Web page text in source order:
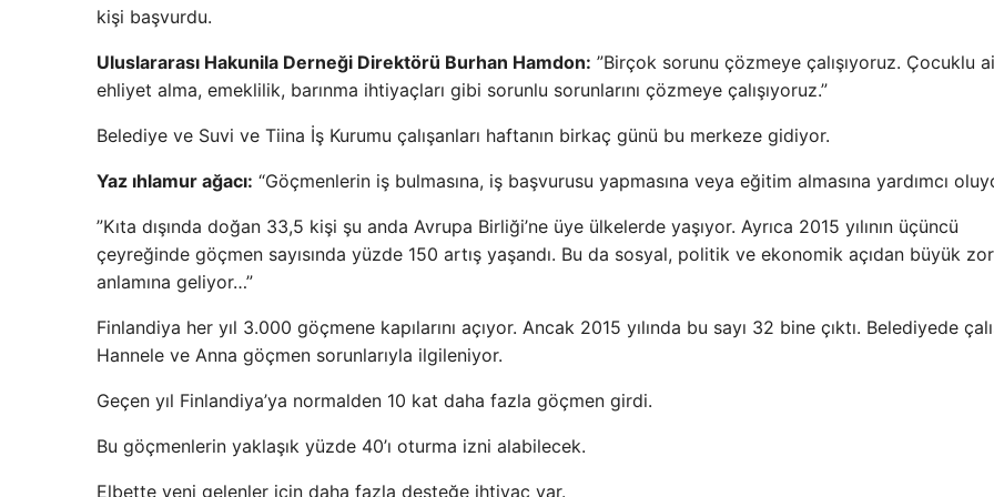
kişi başvurdu.
Uluslararası Hakunila Derneği Direktörü Burhan Hamdon: ”Birçok sorunu çözmeye çalışıyoruz. Çocuklu
ehliyet alma, emeklilik, barınma ihtiyaçları gibi sorunlu sorunlarını çözmeye çalışıyoruz.”
Belediye ve Suvi ve Tiina İş Kurumu çalışanları haftanın birkaç günü bu merkeze gidiyor.
Yaz ıhlamur ağacı: “Göçmenlerin iş bulmasına, iş başvurusu yapmasına veya eğitim almasına yardımcı
”Kıta dışında doğan 33,5 kişi şu anda Avrupa Birliği’ne üye ülkelerde yaşıyor. Ayrıca 2015 yılının üçüncü
çeyreğinde göçmen sayısında yüzde 150 artış yaşandı. Bu da sosyal, politik ve ekonomik açıdan büyük
anlamına geliyor…”
Finlandiya her yıl 3.000 göçmene kapılarını açıyor. Ancak 2015 yılında bu sayı 32 bine çıktı. Belediyede
Hannele ve Anna göçmen sorunlarıyla ilgileniyor.
Geçen yıl Finlandiya’ya normalden 10 kat daha fazla göçmen girdi.
Bu göçmenlerin yaklaşık yüzde 40’ı oturma izni alabilecek.
Elbette yeni gelenler için daha fazla desteğe ihtiyaç var.